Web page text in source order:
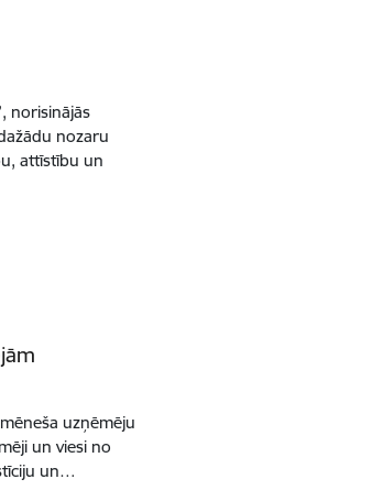
norisinājās
nozaru
attīstību un
uzņēmēju
un viesi no
un…